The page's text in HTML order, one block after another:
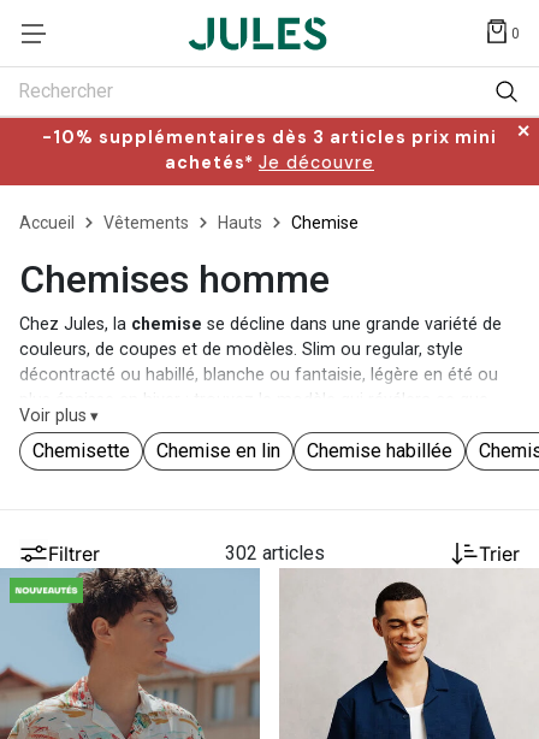
0
Rechercher
-10% supplémentaires dès 3 articles prix mini
achetés* Je découvre
✕
Accueil Vêtements Hauts Chemise
Chemises homme
Chez Jules, la chemise se décline dans une grande variété de
couleurs, de coupes et de modèles. Slim ou regular, style
décontracté ou habillé, blanche ou fantaisie, légère en été ou
plus épaisse en hiver : trouvez le modèle qui révélera ce que
vous avez de plus beau en vous.
Voir plus
Chemisette Chemise en lin Chemise habillée
Filtrer 302 articles Trier